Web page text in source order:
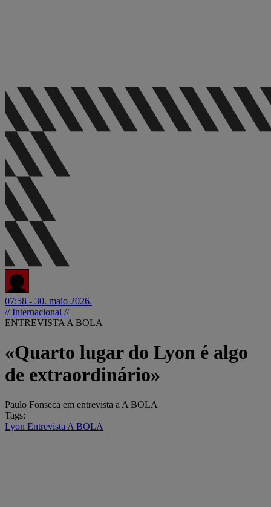
07:58 - 30. maio 2026.
// Internacional //
ENTREVISTA A BOLA
«Quarto lugar do Lyon é algo
de extraordinário»
Paulo Fonseca em entrevista a A BOLA
Tags:
Lyon Entrevista A BOLA